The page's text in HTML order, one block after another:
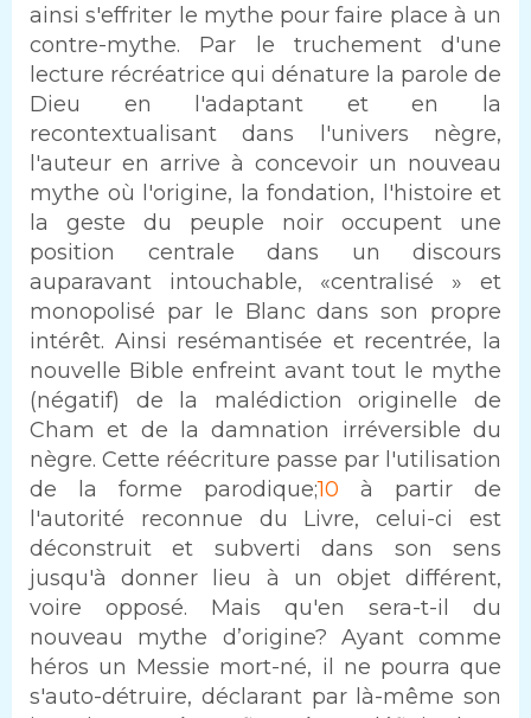
ainsi s'effriter le mythe pour faire place à un
contre-mythe. Par le truchement d'une
lecture récréatrice qui dénature la parole de
Dieu en l'adaptant et en la
recontextualisant dans l'univers nègre,
l'auteur en arrive à concevoir un nouveau
mythe où l'origine, la fondation, l'histoire et
la geste du peuple noir occupent une
position centrale dans un discours
auparavant intouchable, «centralisé » et
monopolisé par le Blanc dans son propre
intérêt. Ainsi resémantisée et recentrée, la
nouvelle Bible enfreint avant tout le mythe
(négatif) de la malédiction originelle de
Cham et de la damnation irréversible du
nègre. Cette réécriture passe par l'utilisation
de la forme parodique;10 à partir de
l'autorité reconnue du Livre, celui-ci est
déconstruit et subverti dans son sens
jusqu'à donner lieu à un objet différent,
voire opposé. Mais qu'en sera-t-il du
nouveau mythe d’origine? Ayant comme
héros un Messie mort-né, il ne pourra que
s'auto-détruire, déclarant par là-même son